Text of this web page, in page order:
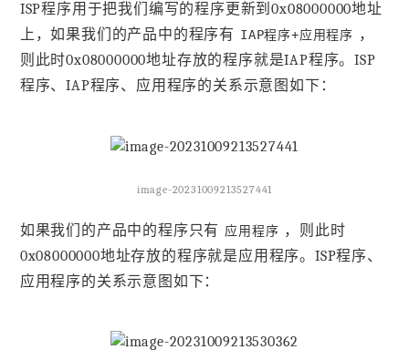
ISP程序用于把我们编写的程序更新到0x08000000地址
上，如果我们的产品中的程序有 IAP程序+应用程序 ，
则此时0x08000000地址存放的程序就是IAP程序。ISP
程序、IAP程序、应用程序的关系示意图如下：
image-20231009213527441
如果我们的产品中的程序只有 应用程序 ，则此时
0x08000000地址存放的程序就是应用程序。ISP程序、
应用程序的关系示意图如下：